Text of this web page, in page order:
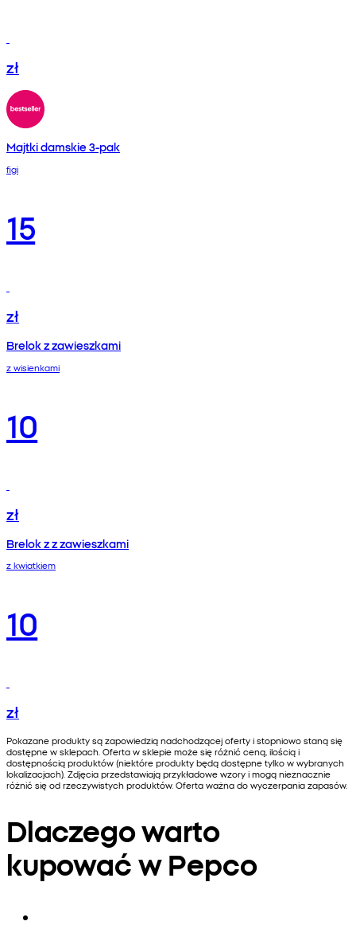
zł
Majtki damskie 3-pak
figi
15
zł
Brelok z zawieszkami
z wisienkami
10
zł
Brelok z z zawieszkami
z kwiatkiem
10
zł
Pokazane produkty są zapowiedzią nadchodzącej oferty i stopniowo staną się
dostępne w sklepach. Oferta w sklepie może się różnić ceną, ilością i
dostępnością produktów (niektóre produkty będą dostępne tylko w wybranych
lokalizacjach). Zdjęcia przedstawiają przykładowe wzory i mogą nieznacznie
różnić się od rzeczywistych produktów. Oferta ważna do wyczerpania zapasów.
Dlaczego warto
kupować w Pepco